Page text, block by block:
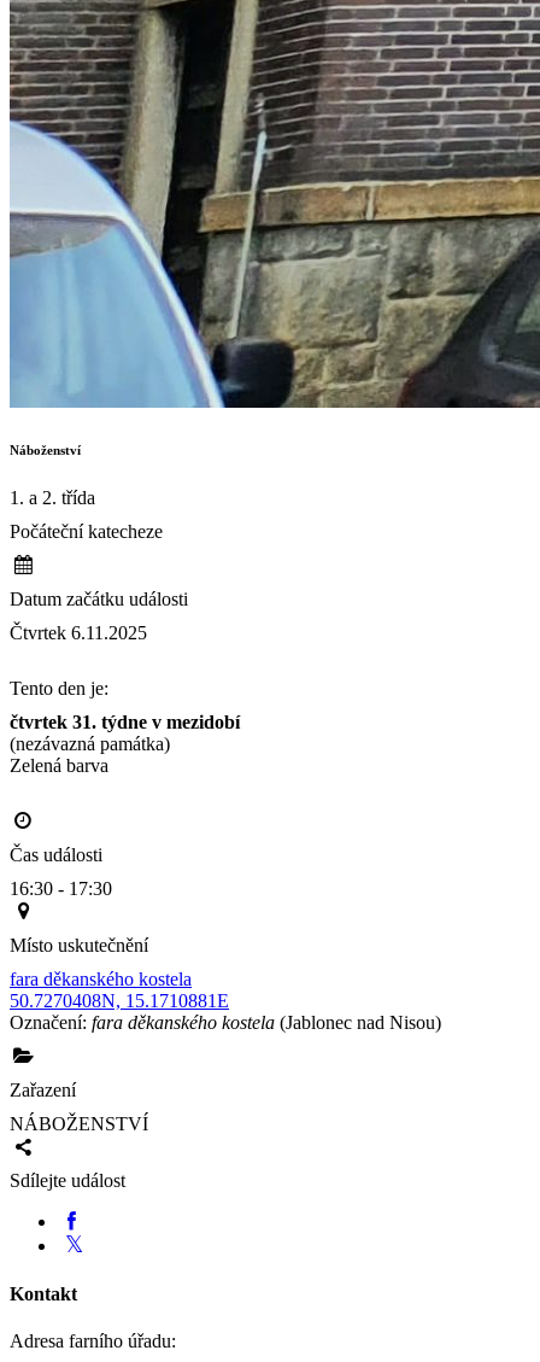
Náboženství
1. a 2. třída
Počáteční katecheze
Datum začátku události
Čtvrtek 6.11.2025
Tento den je:
čtvrtek 31. týdne v mezidobí
(nezávazná památka)
Zelená barva
Čas události
16:30 - 17:30
Místo uskutečnění
fara děkanského kostela
50.7270408N, 15.1710881E
Označení: fara děkanského kostela (Jablonec nad Nisou)
Zařazení
NÁBOŽENSTVÍ
Sdílejte událost
Kontakt
Adresa farního úřadu: